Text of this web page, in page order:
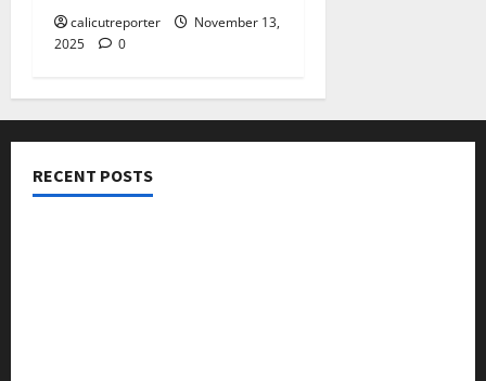
calicutreporter
November 13,
2025
0
RECENT POSTS